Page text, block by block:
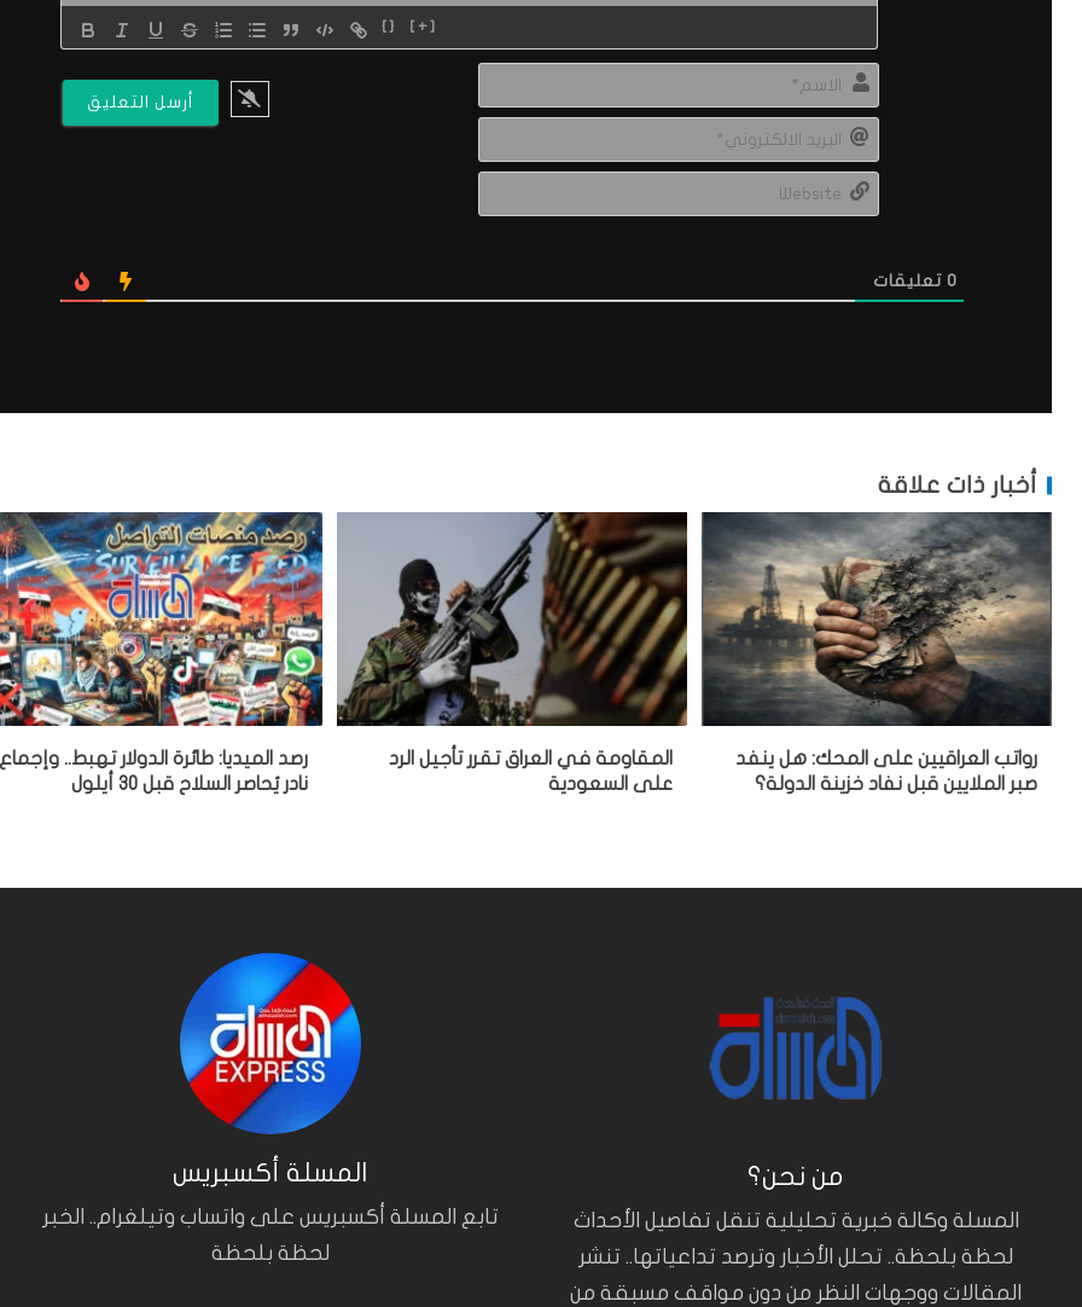
{} [+]
0 تعليقات
أخبار ذات علاقة
رواتب العراقيين على المحك: هل ينفد
صبر الملايين قبل نفاد خزينة الدولة؟
المقاومة في العراق تقرر تأجيل الرد
على السعودية
رصد الميديا: طائرة الدولار تهبط.. وإجماع
نادر يُحاصر السلاح قبل 30 أيلول
المسلة أكسبريس
تابع المسلة أكسبريس على واتساب وتيلغرام.. الخبر
لحظة بلحظة
من نحن؟
المسلة وكالة خبرية تحليلية تنقل تفاصيل الأحداث
لحظة بلحظة.. تحلل الأخبار وترصد تداعياتها.. تنشر
المقالات ووجهات النظر من دون مواقف مسبقة من